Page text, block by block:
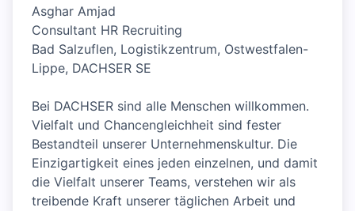
Asghar Amjad
Consultant HR Recruiting
Bad Salzuflen, Logistikzentrum, Ostwestfalen-
Lippe, DACHSER SE
Bei DACHSER sind alle Menschen willkommen.
Vielfalt und Chancengleichheit sind fester
Bestandteil unserer Unternehmenskultur. Die
Einzigartigkeit eines jeden einzelnen, und damit
die Vielfalt unserer Teams, verstehen wir als
treibende Kraft unserer täglichen Arbeit und